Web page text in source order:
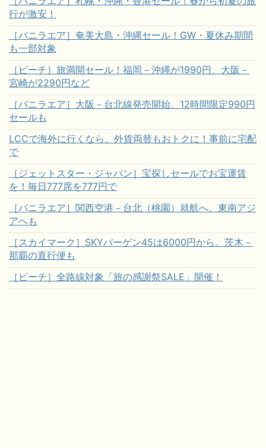
行が激安！
［バニラエア］奄美大島・沖縄セール！GW・夏休み期間
も一部対象
［ピーチ］旅満開セール！福岡－沖縄が1990円、大阪－
宮崎が2290円など
［バニラエア］大阪－台北線発売開始、12時間限定990円
セールも
LCCで海外に行くなら、外貨両替もおトクに！事前に宅配
で
［ジェットスター・ジャパン］宝探しセールでお宝運賃
を！毎日777席を777円で
［バニラエア］関西空港－台北（桃園）就航へ。東南アジ
アへも
［スカイマーク］SKYバーゲン45は6000円から。茨木－
那覇の直行便も
［ピーチ］全路線対象「旅の感謝祭SALE」開催！